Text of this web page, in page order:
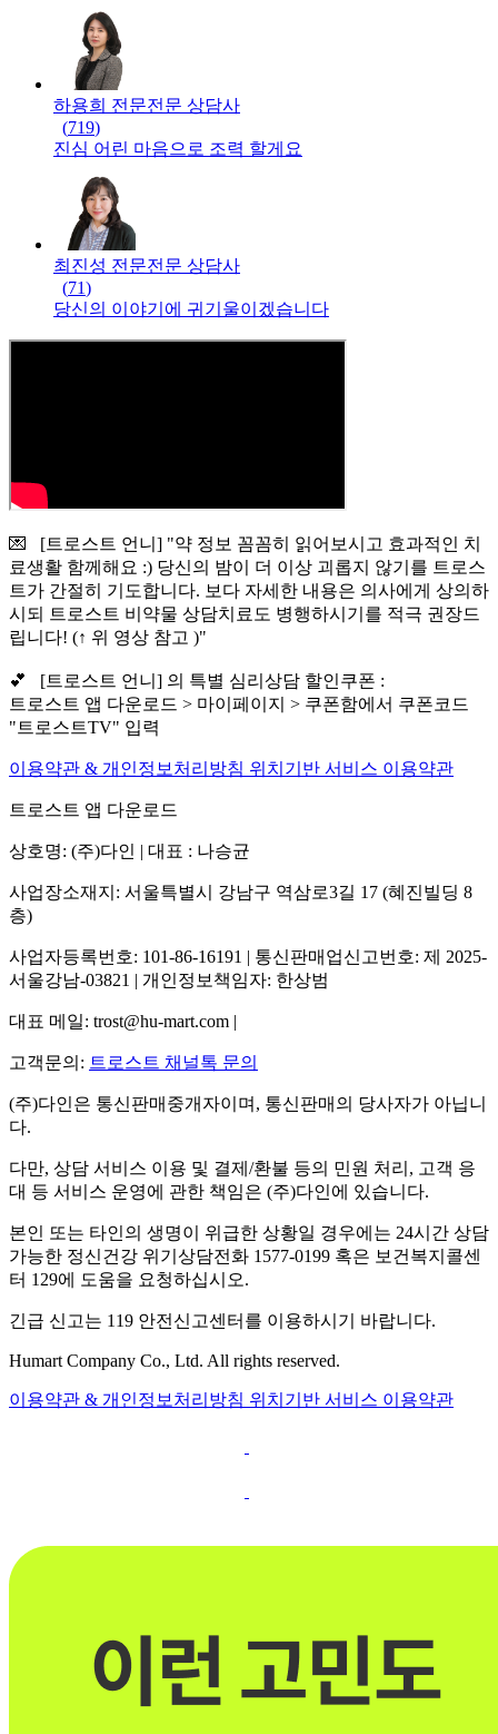
하용희 전문전문 상담사
(719)
진심 어린 마음으로 조력 할게요
최진성 전문전문 상담사
(71)
당신의 이야기에 귀기울이겠습니다
💌 [트로스트 언니] "약 정보 꼼꼼히 읽어보시고 효과적인 치
료생활 함께해요 :) 당신의 밤이 더 이상 괴롭지 않기를 트로스
트가 간절히 기도합니다. 보다 자세한 내용은 의사에게 상의하
시되 트로스트 비약물 상담치료도 병행하시기를 적극 권장드
립니다! (↑ 위 영상 참고 )"
💕 [트로스트 언니] 의 특별 심리상담 할인쿠폰 :
트로스트 앱 다운로드 > 마이페이지 > 쿠폰함에서 쿠폰코드
"트로스트TV" 입력
이용약관 & 개인정보처리방침 위치기반 서비스 이용약관
트로스트 앱 다운로드
상호명: (주)다인 | 대표 : 나승균
사업장소재지: 서울특별시 강남구 역삼로3길 17 (혜진빌딩 8
층)
사업자등록번호: 101-86-16191 | 통신판매업신고번호: 제 2025-
서울강남-03821 | 개인정보책임자: 한상범
대표 메일: trost@hu-mart.com |
고객문의: 트로스트 채널톡 문의
(주)다인은 통신판매중개자이며, 통신판매의 당사자가 아닙니
다.
다만, 상담 서비스 이용 및 결제/환불 등의 민원 처리, 고객 응
대 등 서비스 운영에 관한 책임은 (주)다인에 있습니다.
본인 또는 타인의 생명이 위급한 상황일 경우에는 24시간 상담
가능한 정신건강 위기상담전화 1577-0199 혹은 보건복지콜센
터 129에 도움을 요청하십시오.
긴급 신고는 119 안전신고센터를 이용하시기 바랍니다.
Humart Company Co., Ltd. All rights reserved.
이용약관 & 개인정보처리방침 위치기반 서비스 이용약관